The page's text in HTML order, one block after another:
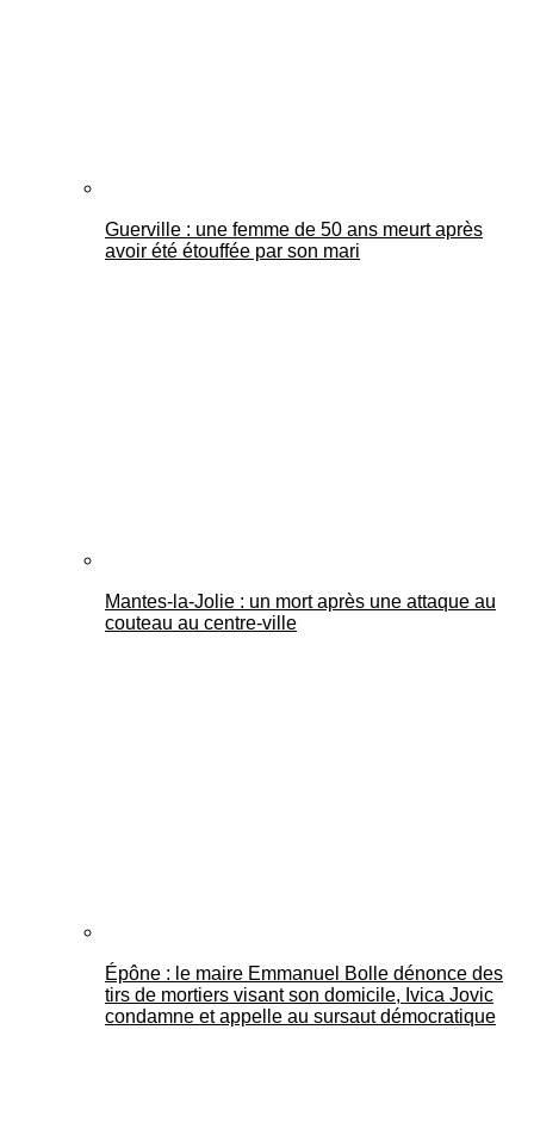
Guerville : une femme de 50 ans meurt après
avoir été étouffée par son mari
Mantes-la-Jolie : un mort après une attaque au
couteau au centre-ville
Épône : le maire Emmanuel Bolle dénonce des
tirs de mortiers visant son domicile, Ivica Jovic
condamne et appelle au sursaut démocratique